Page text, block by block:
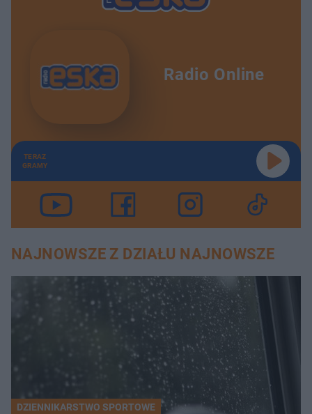
Radio Online
TERAZ
GRAMY
NAJNOWSZE Z DZIAŁU NAJNOWSZE
DZIENNIKARSTWO SPORTOWE